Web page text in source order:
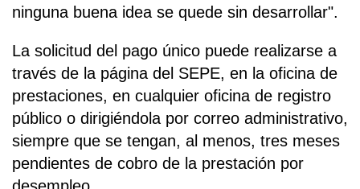
ninguna buena idea se quede sin desarrollar".
La solicitud del pago único puede realizarse a
través de la página del SEPE, en la oficina de
prestaciones, en cualquier oficina de registro
público o dirigiéndola por correo administrativo,
siempre que se tengan, al menos, tres meses
pendientes de cobro de la prestación por